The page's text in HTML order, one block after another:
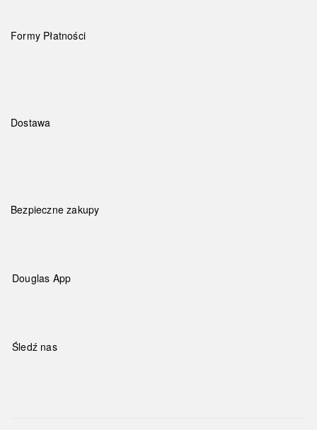
Formy Płatności
Dostawa
Bezpieczne zakupy
Douglas App
Śledź nas